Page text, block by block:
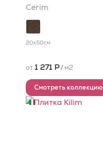
Cerim
20x50см
от 1 271 Р/ м2
Смотреть коллекцию